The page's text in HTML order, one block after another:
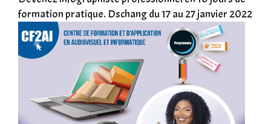
formation pratique. Dschang du 17 au 27 janvier 2022